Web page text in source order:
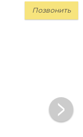
Позвонить